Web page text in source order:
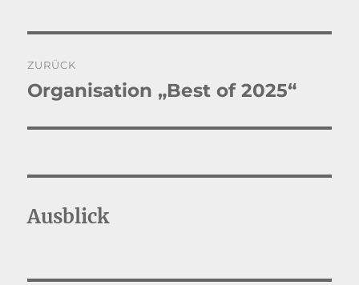
ZURÜCK
Vorheriger
Organisation „Best of 2025“
Ausblick